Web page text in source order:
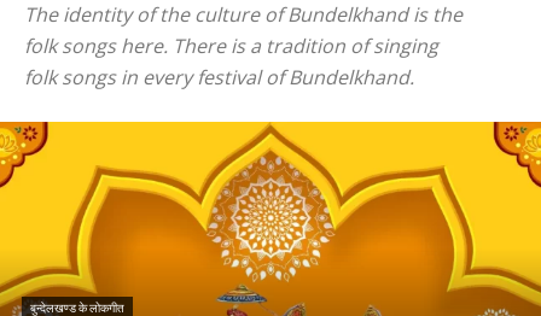
The identity of the culture of Bundelkhand is the
folk songs here. There is a tradition of singing
folk songs in every festival of Bundelkhand.
बुन्देलखण्ड के लोकगीत